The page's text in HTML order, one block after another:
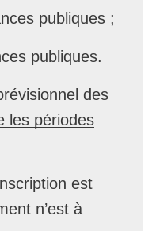
publiques ;
publiques.
des
les périodes
est
n’est à